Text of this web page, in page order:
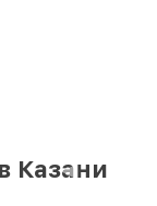
Казани